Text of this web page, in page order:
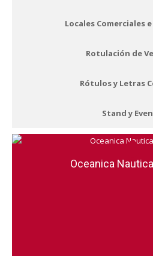
Locales Comerciales
Rotulación de
Rótulos y Letras
Stand y
Oceanica